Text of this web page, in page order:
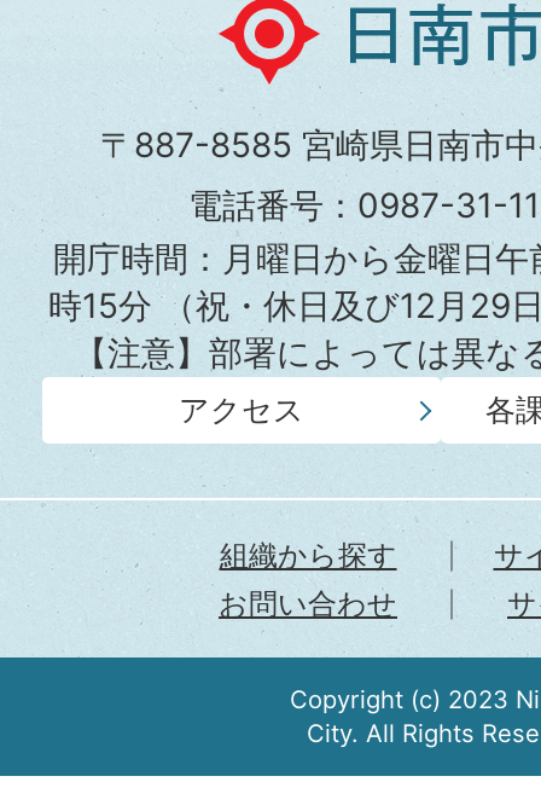
日
南
市
役
所
〒887-8585 宮崎県日南市
電話番号：0987-31-
開庁時間：月曜日から金曜日
時15分（祝・休日及び12月29
【注意】部署によっては異
アクセス 各
組織から探す
サ
お問い合わせ
Copyright (c) 2023
City. All Rights